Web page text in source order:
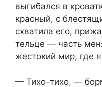
выгибался в
красный, с
схватила его,
тельце — часть
жестокий мир, где
— Тихо-тихо, —